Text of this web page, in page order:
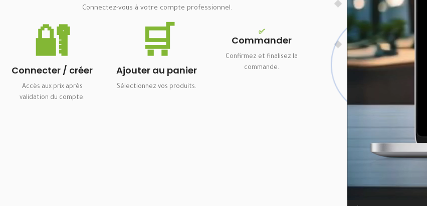
Connectez-vous à votre compte professionnel.
🔐
Connecter / créer
Accès aux prix après
validation du compte.
🛒
Ajouter au panier
Sélectionnez vos produits.
✅
Commander
Confirmez et finalisez la
commande.